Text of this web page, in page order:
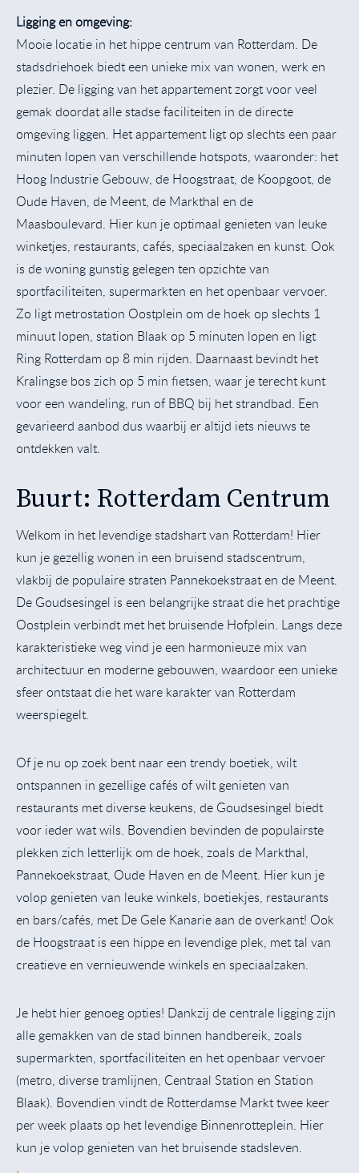
Ligging en omgeving:
Mooie locatie in het hippe centrum van Rotterdam. De
stadsdriehoek biedt een unieke mix van wonen, werk en
plezier. De ligging van het appartement zorgt voor veel
gemak doordat alle stadse faciliteiten in de directe
omgeving liggen. Het appartement ligt op slechts een paar
minuten lopen van verschillende hotspots, waaronder: het
Hoog Industrie Gebouw, de Hoogstraat, de Koopgoot, de
Oude Haven, de Meent, de Markthal en de
Maasboulevard. Hier kun je optimaal genieten van leuke
winketjes, restaurants, cafés, speciaalzaken en kunst. Ook
is de woning gunstig gelegen ten opzichte van
sportfaciliteiten, supermarkten en het openbaar vervoer.
Zo ligt metrostation Oostplein om de hoek op slechts 1
minuut lopen, station Blaak op 5 minuten lopen en ligt
Ring Rotterdam op 8 min rijden. Daarnaast bevindt het
Kralingse bos zich op 5 min fietsen, waar je terecht kunt
voor een wandeling, run of BBQ bij het strandbad. Een
gevarieerd aanbod dus waarbij er altijd iets nieuws te
ontdekken valt.
Buurt: Rotterdam Centrum
Welkom in het levendige stadshart van Rotterdam! Hier
kun je gezellig wonen in een bruisend stadscentrum,
vlakbij de populaire straten Pannekoekstraat en de Meent.
De Goudsesingel is een belangrijke straat die het prachtige
Oostplein verbindt met het bruisende Hofplein. Langs deze
karakteristieke weg vind je een harmonieuze mix van
architectuur en moderne gebouwen, waardoor een unieke
sfeer ontstaat die het ware karakter van Rotterdam
weerspiegelt.
Of je nu op zoek bent naar een trendy boetiek, wilt
ontspannen in gezellige cafés of wilt genieten van
restaurants met diverse keukens, de Goudsesingel biedt
voor ieder wat wils. Bovendien bevinden de populairste
plekken zich letterlijk om de hoek, zoals de Markthal,
Pannekoekstraat, Oude Haven en de Meent. Hier kun je
volop genieten van leuke winkels, boetiekjes, restaurants
en bars/cafés, met De Gele Kanarie aan de overkant! Ook
de Hoogstraat is een hippe en levendige plek, met tal van
creatieve en vernieuwende winkels en speciaalzaken.
Je hebt hier genoeg opties! Dankzij de centrale ligging zijn
alle gemakken van de stad binnen handbereik, zoals
supermarkten, sportfaciliteiten en het openbaar vervoer
(metro, diverse tramlijnen, Centraal Station en Station
Blaak). Bovendien vindt de Rotterdamse Markt twee keer
per week plaats op het levendige Binnenrotteplein. Hier
kun je volop genieten van het bruisende stadsleven.